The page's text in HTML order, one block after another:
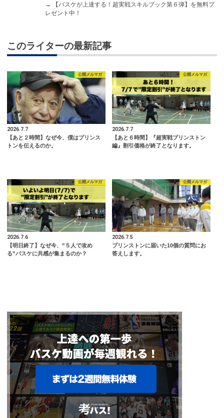
→
【バスケが上達する！超実戦スキルブック第６弾】を無料プ
レゼント中！
このライターの最新記事
公開メルマガ
2026.7.7
【あと２時間】なぜ今、僕はプリンス
トンを伝えるのか。
公開メルマガ
2026.7.7
【あと６時間】『超実戦プリンストン
編』割引価格が終了となります。
公開メルマガ
2026.7.6
【明日終了】なぜ今、”５人で攻め
る”バスケに共感が集まるのか？
公開メルマガ
2026.7.5
プリンストンに届いた10個の質問にお
答えします。